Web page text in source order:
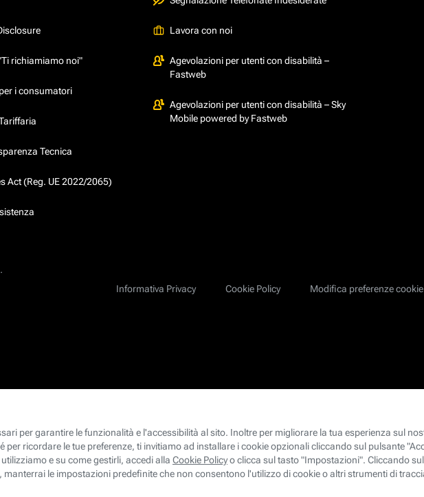
richiamiamo noi"
i consumatori
Tecnica
Act (Reg. UE 2022/2065)
Lavora con noi
Agevolazioni per utenti con disabilità –
Fastweb
Agevolazioni per utenti con disabilità – Sky
Mobile powered by Fastweb
Informativa Privacy
Cookie Policy Modifica preferenze cookie